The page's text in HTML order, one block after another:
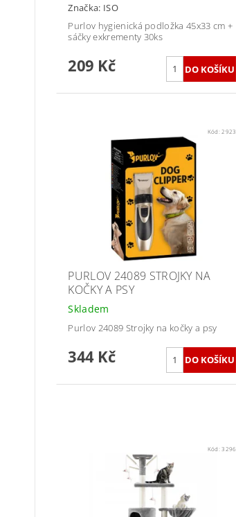
Značka: ISO
Purlov hygienická podložka 45x33 cm +
sáčky exkrementy 30ks
209 Kč
Kód:2923
PURLOV 24089 STROJKY NA
KOČKY A PSY
Skladem
Purlov 24089 Strojky na kočky a psy
344 Kč
Kód:3296